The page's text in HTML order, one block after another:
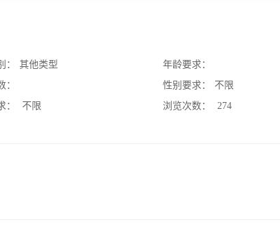
：
其他类型
：
：
不限
年龄要求：
性别要求：
不限
浏览次数：
274